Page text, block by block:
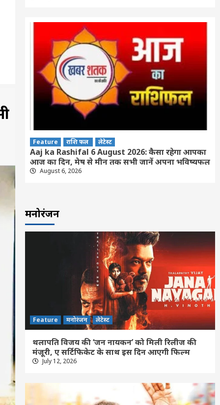
Feature राशि फल लेटेस्ट
Aaj ka Rashifal 6 August 2026: कैसा रहेगा आपका
आज का द‍िन, मेष से मीन तक सभी जानें अपना भविष्यफल
August 6, 2026
मनोरंजन
Feature मनोरंजन लेटेस्ट
थलापति विजय की ‘जन नायकन’ को मिली रिलीज की
मंजूरी, ए सर्टिफिकेट के साथ इस दिन आएगी फिल्म
July 12, 2026